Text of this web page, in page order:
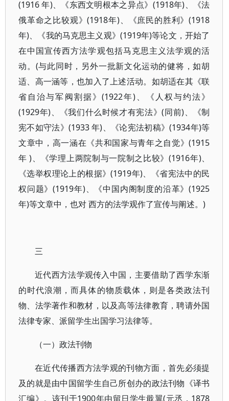
(1916 年)、《东西文明根本之异点》(1918年)、《法
俄革命之比较观》(1918年)、《庶民的胜利》(1918
年)、《我的马克思主义观》(1919年)等论文，开始了
在中国宣传西方法学观包括马克思主义法学观的活
动。(与此同时，另外一批新文化运动的健将，如胡
适、高一涵等，也加入了上述活动。如胡适在其《联
省自治与军阀割据》(1922年)、《人权与约法》
(1929年)、《我们什么时候才有宪法》(同前)、《制
宪不如守法》(1933 年)、《论宪法初稿》(1934年)等
文章中，高一涵在《共和国家与青年之自觉》(1915
年 )、《学理上两院制与一院制之比较》(1916年)、
《选举权理论上的根据》(1919年)、《省宪法中的民
权问题》(1919年)、《中国内阁制度的沿革》(1925
年)等文章中，也对 西方的法学观作了宣传与阐述。)
三
近代西方法学观传入中国，主要借助了西学东渐
的时代浪潮，而具体的物质载体，则是各类政法刊
物、法学著作和教材，以及高等法律教育，聘请外国
法律专家、派留学生出国学习法律等。
（一）政法刊物
在近代传播西方法学观的刊物方面，首先必须提
及的就是由中国留学生自己所创办的政法刊物《译书
汇编》。该刊于1900年由留日学生戢翼(元丞，1878